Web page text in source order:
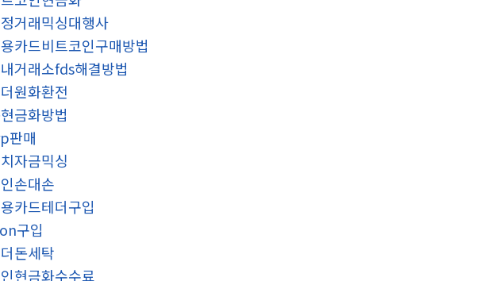
거래믹싱대행사
카드비트코인구매방법
거래소fds해결방법
원화환전
금화방법
판매
자금믹싱
손대손
카드테더구입
구입
돈세탁
현금화수수료